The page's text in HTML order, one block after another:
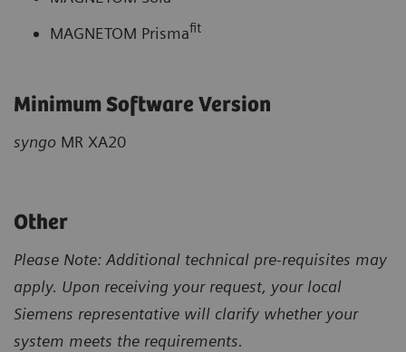
MAGNETOM Prismafit
Minimum Software Version
syngo MR XA20
Other
Please Note: Additional technical pre-requisites may
apply. Upon receiving your request, your local
Siemens representative will clarify whether your
system meets the requirements.